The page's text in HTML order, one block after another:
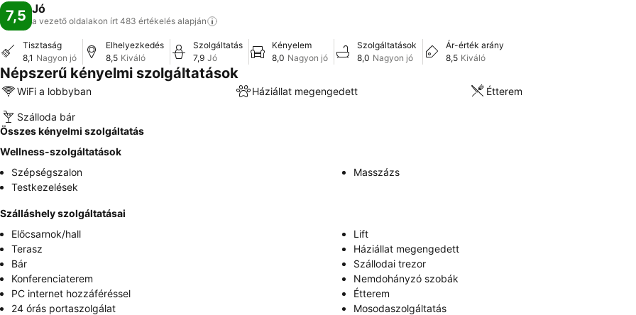
7,5 Jó
a vezető oldalakon írt 483 értékelés alapján
Tisztaság
8,1 Nagyon jó
Elhelyezkedés
8,5 Kiváló
Szolgáltatás
7,9 Jó
Kényelem
8,0 Nagyon jó
Szolgáltatások
8,0 Nagyon jó
Ár-érték arány
8,5 Kiváló
Népszerű kényelmi szolgáltatások
WiFi a lobbyban Háziállat megengedett Étterem
Szálloda bár
Összes kényelmi szolgáltatás
Wellness-szolgáltatások
Szépségszalon
Masszázs
Testkezelések
Szálláshely szolgáltatásai
Előcsarnok/hall
Lift
Terasz
Háziállat megengedett
Bár
Szállodai trezor
Konferenciaterem
Nemdohányzó szobák
PC internet hozzáféréssel
Étterem
24 órás portaszolgálat
Mosodaszolgáltatás